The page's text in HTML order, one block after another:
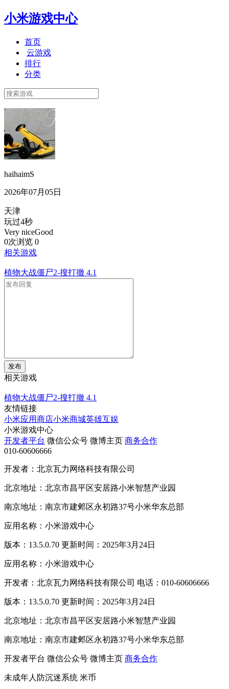
小米游戏中心
首页
云游戏
排行
分类
haihaimS
2026年07月05日
天津
玩过4秒
Very niceGood
0次浏览 0
相关游戏
植物大战僵尸2-搜打撤 4.1
发布
相关游戏
植物大战僵尸2-搜打撤 4.1
友情链接
小米应用商店小米商城英雄互娱
小米游戏中心
开发者平台 微信公众号 微博主页 商务合作
010-60606666
开发者：北京瓦力网络科技有限公司
北京地址：北京市昌平区安居路小米智慧产业园
南京地址：南京市建邺区永初路37号小米华东总部
应用名称：小米游戏中心
版本：13.5.0.70 更新时间：2025年3月24日
应用名称：小米游戏中心
开发者：北京瓦力网络科技有限公司 电话：010-60606666
版本：13.5.0.70 更新时间：2025年3月24日
北京地址：北京市昌平区安居路小米智慧产业园
南京地址：南京市建邺区永初路37号小米华东总部
开发者平台 微信公众号 微博主页 商务合作
未成年人防沉迷系统 米币